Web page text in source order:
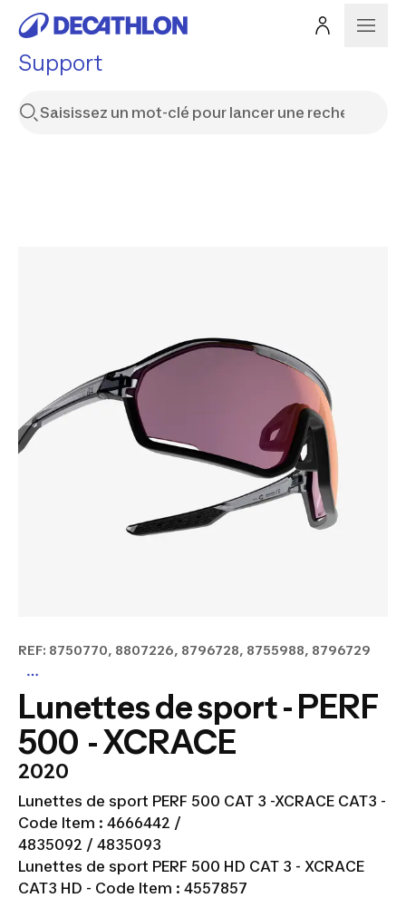
Support
REF: 8750770, 8807226, 8796728, 8755988, 8796729
Lunettes de sport - PERF
500 - XCRACE
2020
Lunettes de sport PERF 500 CAT 3 -XCRACE CAT3 -
Code Item : 4666442 /
4835092 / 4835093
Lunettes de sport PERF 500 HD CAT 3 - XCRACE
CAT3 HD - Code Item : 4557857